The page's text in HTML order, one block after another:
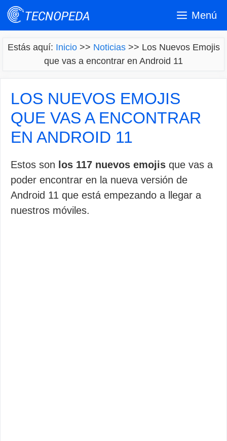
Saltar
Menú
Estás aquí: Inicio>> Noticias>> Los Nuevos Emojis
que vas a encontrar en Android 11
LOS NUEVOS EMOJIS
QUE VAS A ENCONTRAR
EN ANDROID 11
Estos son los 117 nuevos emojis que vas a
poder encontrar en la nueva versión de
Android 11 que está empezando a llegar a
nuestros móviles.